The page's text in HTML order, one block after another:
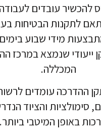
לעבודה בטוחה
בעבודה.
שבוע בימים שלישי
במרכז ההדרכה של
לרשות החניכים
והציוד הנדרש לביצוע
ביותר.